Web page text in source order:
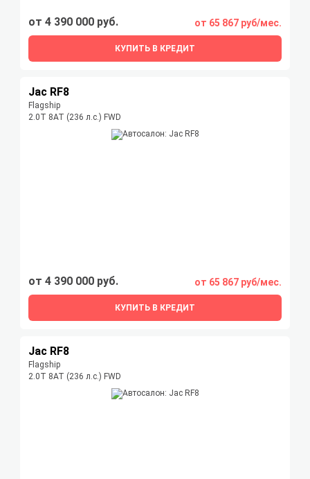
от 4 390 000 руб. от 65 867 руб/мес.
КУПИТЬ В КРЕДИТ
Jac RF8
Flagship
2.0T 8AT (236 л.с.) FWD
от 4 390 000 руб. от 65 867 руб/мес.
КУПИТЬ В КРЕДИТ
Jac RF8
Flagship
2.0T 8AT (236 л.с.) FWD